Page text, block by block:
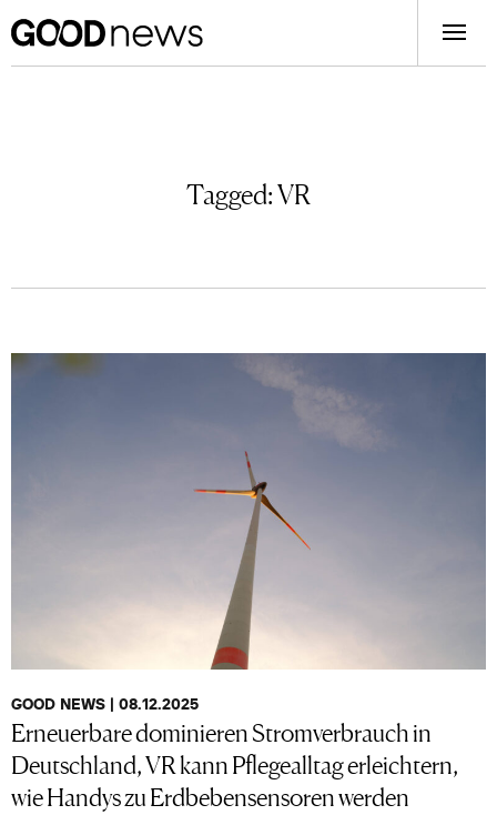
Tagged:VR
GOOD NEWS | 08.12.2025
Erneuerbare dominieren Stromverbrauch in
Deutschland, VR kann Pflegealltag erleichtern,
wie Handys zu Erdbebensensoren werden